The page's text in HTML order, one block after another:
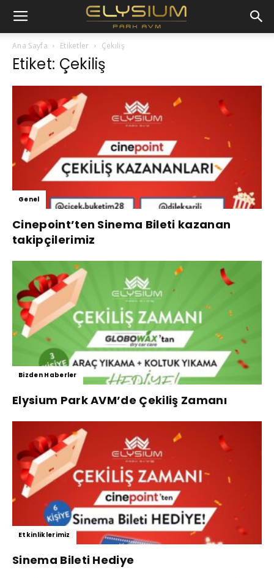
Ana Sayfa Etiketler Çekiliş
Etiket: Çekiliş
Genel
Cinepoint’ten Sinema Bileti kazanan
takipçilerimiz
Bizden Haberler
Elysium Park AVM’de Çekiliş Zamanı
Etkinliklerimiz
Sinema Bileti Hediye